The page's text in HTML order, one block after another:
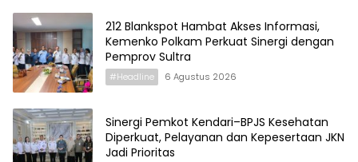
212 Blankspot Hambat Akses Informasi,
Kemenko Polkam Perkuat Sinergi dengan
Pemprov Sultra
#Headline 6 Agustus 2026
Sinergi Pemkot Kendari–BPJS Kesehatan
Diperkuat, Pelayanan dan Kepesertaan JKN
Jadi Prioritas